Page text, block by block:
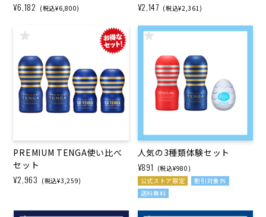
¥6,182 (税込¥6,800) ¥2,147 (税込¥2,361)
PREMIUM TENGA使い​比べ
セット
¥2,963 (税込¥3,259)
人気の3種類体験セット
¥891 (税込¥980)
公式ストア限定
割引対象外
送料無料